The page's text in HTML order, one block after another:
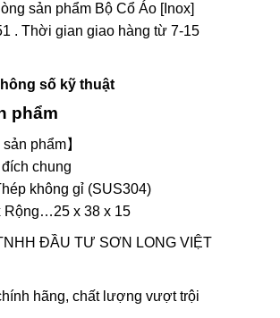
sản phẩm Bộ Cổ Áo [Inox]
. Thời gian giao hàng từ 7-15
số kỹ thuật
phẩm
phẩm】
đích chung
không gỉ (SUS304)
Rộng…25 x 38 x 15
ĐẦU TƯ SƠN LONG VIỆT
hãng, chất lượng vượt trội